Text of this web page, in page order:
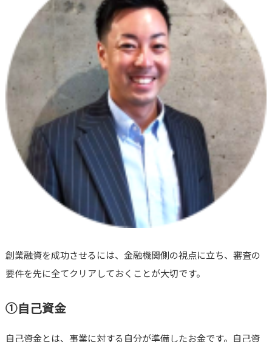
創業融資を成功させるには、金融機関側の視点に立ち、審査の
要件を先に全てクリアしておくことが大切です。
①自己資金
自己資金とは、事業に対する自分が準備したお金です。自己資